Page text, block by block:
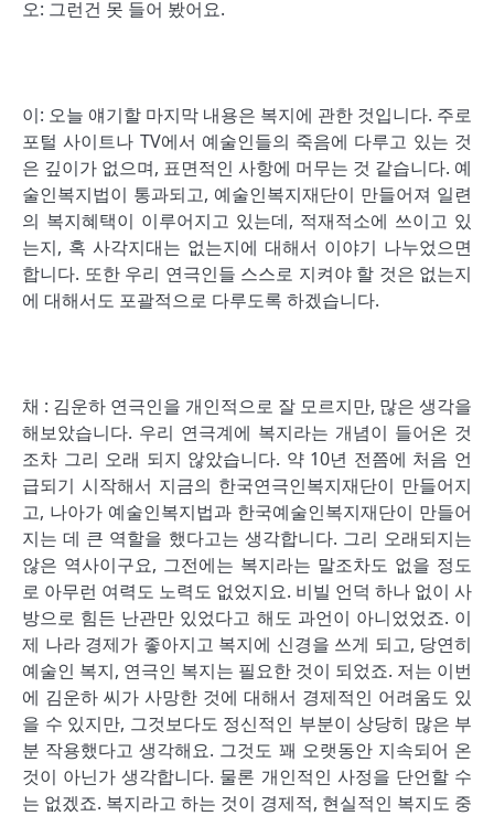
오: 그런건 못 들어 봤어요.
이: 오늘 얘기할 마지막 내용은 복지에 관한 것입니다. 주로
포털 사이트나 TV에서 예술인들의 죽음에 다루고 있는 것
은 깊이가 없으며, 표면적인 사항에 머무는 것 같습니다. 예
술인복지법이 통과되고, 예술인복지재단이 만들어져 일련
의 복지혜택이 이루어지고 있는데, 적재적소에 쓰이고 있
는지, 혹 사각지대는 없는지에 대해서 이야기 나누었으면
합니다. 또한 우리 연극인들 스스로 지켜야 할 것은 없는지
에 대해서도 포괄적으로 다루도록 하겠습니다.
채 : 김운하 연극인을 개인적으로 잘 모르지만, 많은 생각을
해보았습니다. 우리 연극계에 복지라는 개념이 들어온 것
조차 그리 오래 되지 않았습니다. 약 10년 전쯤에 처음 언
급되기 시작해서 지금의 한국연극인복지재단이 만들어지
고, 나아가 예술인복지법과 한국예술인복지재단이 만들어
지는 데 큰 역할을 했다고는 생각합니다. 그리 오래되지는
않은 역사이구요, 그전에는 복지라는 말조차도 없을 정도
로 아무런 여력도 노력도 없었지요. 비빌 언덕 하나 없이 사
방으로 힘든 난관만 있었다고 해도 과언이 아니었었죠. 이
제 나라 경제가 좋아지고 복지에 신경을 쓰게 되고, 당연히
예술인 복지, 연극인 복지는 필요한 것이 되었죠. 저는 이번
에 김운하 씨가 사망한 것에 대해서 경제적인 어려움도 있
을 수 있지만, 그것보다도 정신적인 부분이 상당히 많은 부
분 작용했다고 생각해요. 그것도 꽤 오랫동안 지속되어 온
것이 아닌가 생각합니다. 물론 개인적인 사정을 단언할 수
는 없겠죠. 복지라고 하는 것이 경제적, 현실적인 복지도 중